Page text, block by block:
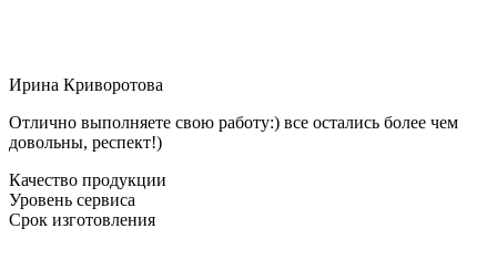
Ирина Криворотова
Отлично выполняете свою работу:) все остались более чем
довольны, респект!)
Качество продукции
Уровень сервиса
Срок изготовления